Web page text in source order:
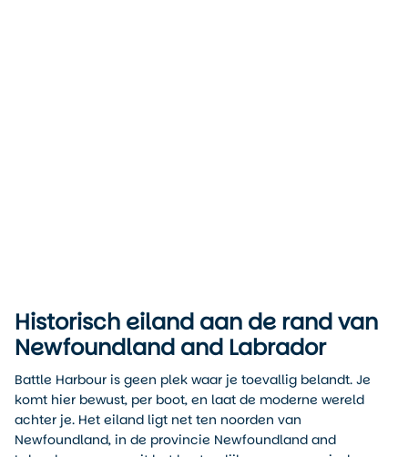
Historisch eiland aan de rand van
Newfoundland and Labrador
Battle Harbour is geen plek waar je toevallig belandt. Je
komt hier bewust, per boot, en laat de moderne wereld
achter je. Het eiland ligt net ten noorden van
Newfoundland, in de provincie Newfoundland and